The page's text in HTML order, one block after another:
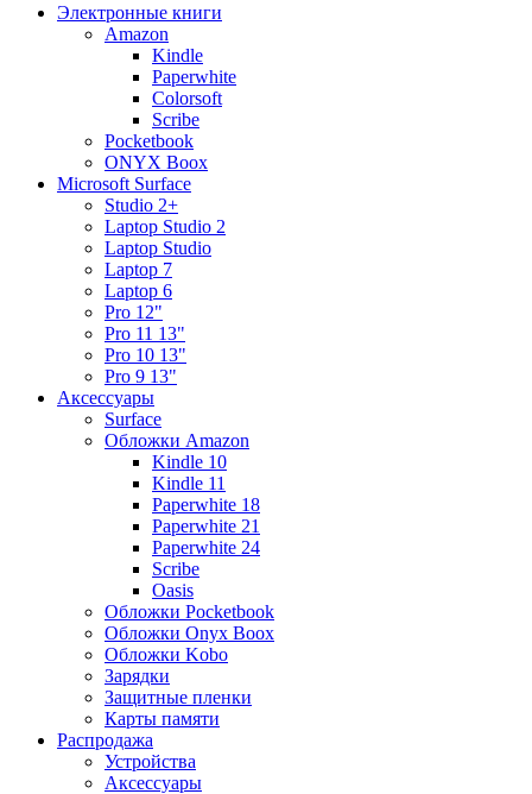
Электронные книги
Amazon
Kindle
Paperwhite
Colorsoft
Scribe
Pocketbook
ONYX Boox
Microsoft Surface
Studio 2+
Laptop Studio 2
Laptop Studio
Laptop 7
Laptop 6
Pro 12"
Pro 11 13"
Pro 10 13"
Pro 9 13"
Аксессуары
Surface
Обложки Amazon
Kindle 10
Kindle 11
Paperwhite 18
Paperwhite 21
Paperwhite 24
Scribe
Oasis
Обложки Pocketbook
Обложки Onyx Boox
Обложки Kobo
Зарядки
Защитные пленки
Карты памяти
Распродажа
Устройства
Аксессуары